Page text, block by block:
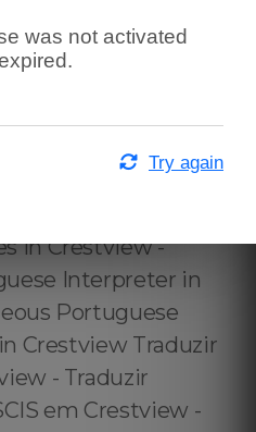
was not activated
Try again